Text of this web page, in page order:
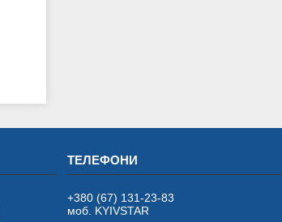
+380 (67) 131-23-83
моб. KYIVSTAR